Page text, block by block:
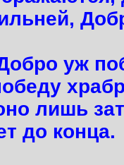
уж
лишь
до конца.